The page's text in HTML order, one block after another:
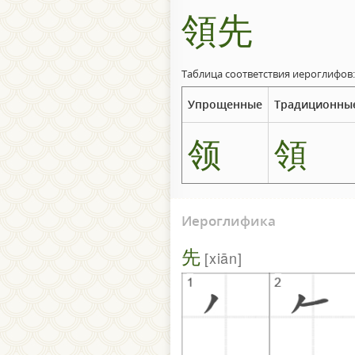
領先
Таблица соответствия иероглифов:
Упрощенные
领 領
Иероглифика
先 xiān